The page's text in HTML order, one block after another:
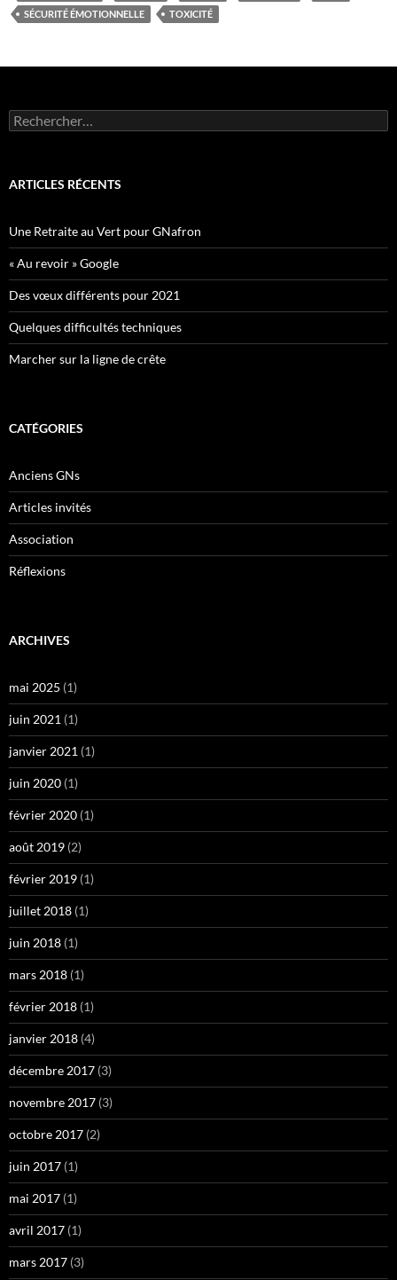
SÉCURITÉ ÉMOTIONNELLE
TOXICITÉ
Rechercher :
ARTICLES RÉCENTS
Une Retraite au Vert pour GNafron
« Au revoir » Google
Des vœux différents pour 2021
Quelques difficultés techniques
Marcher sur la ligne de crête
CATÉGORIES
Anciens GNs
Articles invités
Association
Réflexions
ARCHIVES
mai 2025 (1)
juin 2021 (1)
janvier 2021 (1)
juin 2020 (1)
février 2020 (1)
août 2019 (2)
février 2019 (1)
juillet 2018 (1)
juin 2018 (1)
mars 2018 (1)
février 2018 (1)
janvier 2018 (4)
décembre 2017 (3)
novembre 2017 (3)
octobre 2017 (2)
juin 2017 (1)
mai 2017 (1)
avril 2017 (1)
mars 2017 (3)